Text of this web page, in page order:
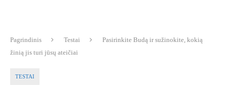
Pagrindinis Testai
Pasirinkite Budą ir sužinokite, kokią
žinią jis turi jūsų ateičiai
TESTAI